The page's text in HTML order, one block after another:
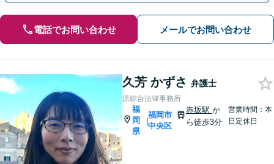
電話でお問い合わせ メールでお問い合わせ
久芳 かずさ 弁護士
原綜合法律事務所
福
岡
県
|
福岡市
中央区
赤坂駅 か
ら徒歩3分
営業時間：本
日定休日